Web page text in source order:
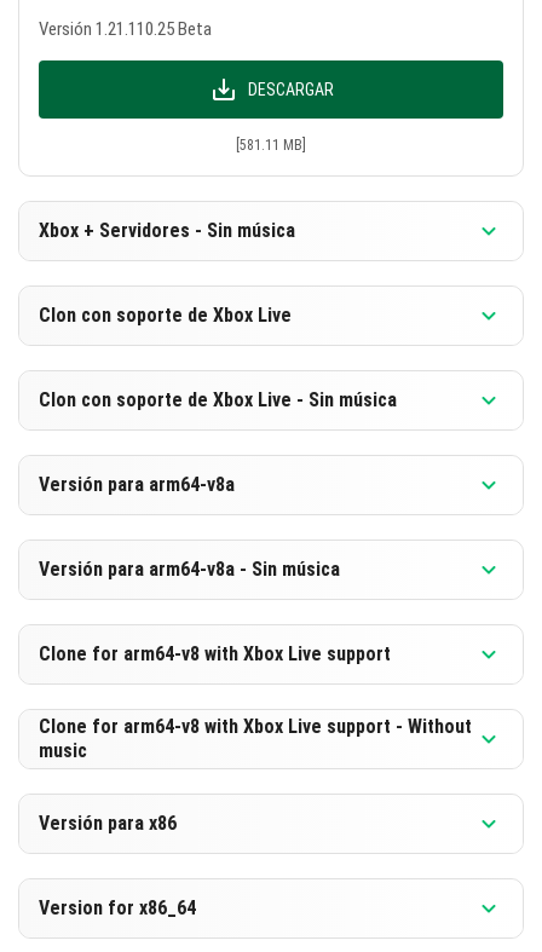
Versión 1.21.110.25 Beta
DESCARGAR
[581.11 MB]
Xbox + Servidores - Sin música
[319.67 MB]
Clon con soporte de Xbox Live
Clon con soporte de Xbox Live - Sin música
[319.7 MB]
Versión para arm64-v8a
[591.92 MB]
Versión para arm64-v8a - Sin música
Clone for arm64-v8 with Xbox Live support
Versión 1.21.110.25 Beta
Clone for arm64-v8 with Xbox Live support - Without
music
Versión para x86
Version for x86_64